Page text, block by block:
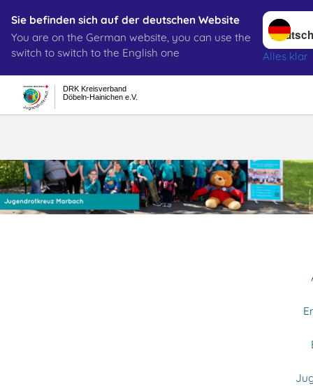
Sie befinden sich auf der deutschen Website
You are on the German website, you can use the
switch to switch to the English one
Sprache
Alles klar
Döbeln-Hainichen e.V.
DRK Kreisverband